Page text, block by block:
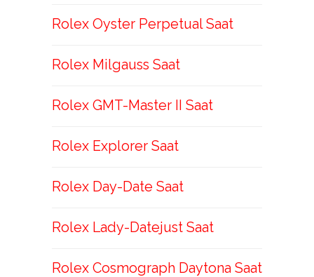
Rolex Oyster Perpetual Saat
Rolex Milgauss Saat
Rolex GMT-Master II Saat
Rolex Explorer Saat
Rolex Day-Date Saat
Rolex Lady-Datejust Saat
Rolex Cosmograph Daytona Saat